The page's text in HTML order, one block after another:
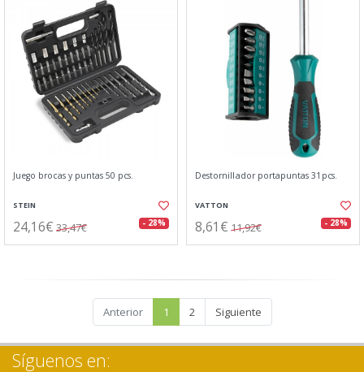
Juego brocas y puntas 50 pcs.
STEIN
24,16€ 33,47€ - 28%
Destornillador portapuntas 31pcs.
VATTON
8,61€ 11,92€ - 28%
Anterior 1 2 Siguiente
Síguenos en: